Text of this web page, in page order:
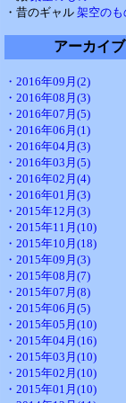
・昔のギャル 架空のも
アーカイブ
・2016年09月(2)
・2016年08月(3)
・2016年07月(5)
・2016年06月(1)
・2016年04月(3)
・2016年03月(5)
・2016年02月(4)
・2016年01月(3)
・2015年12月(3)
・2015年11月(10)
・2015年10月(18)
・2015年09月(3)
・2015年08月(7)
・2015年07月(8)
・2015年06月(5)
・2015年05月(10)
・2015年04月(16)
・2015年03月(10)
・2015年02月(10)
・2015年01月(10)